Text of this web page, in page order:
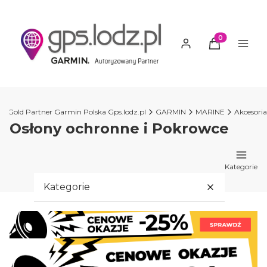
Produkty w
Gold Partner Garmin Polska Gps.lodz.pl GARMIN MARINE Akcesoria
Osłony ochronne i Pokrowce
Kategorie
Kategorie
PROMOCJE GARMIN
GARMIN